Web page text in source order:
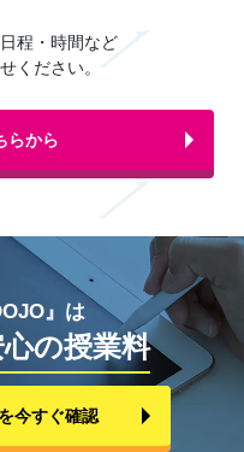
程・時間など
ください。
らから
』は
の授業料
今すぐ確認